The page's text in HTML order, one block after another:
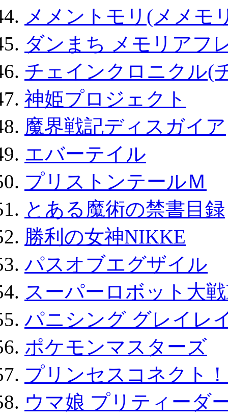
メメントモリ(メメモ
ダンまち メモリアフ
チェインクロニクル(
神姫プロジェクト
魔界戦記ディスガイア
エバーテイル
プリストンテールＭ
とある魔術の禁書目録
勝利の女神NIKKE
パスオブエグザイル
スーパーロボット大
パニシング グレイレ
ポケモンマスターズ
プリンセスコネクト
ウマ娘 プリティーダ